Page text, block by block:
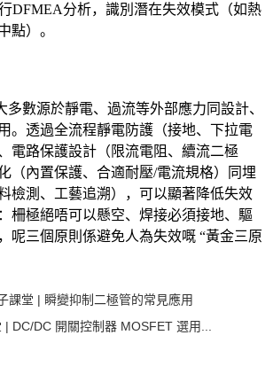
DFMEA分析，識別潛在失效模式（如熱
點）。
多數源於靜電、過流等外部應力同設計、
。透過全流程靜電防護（接地、下拉電
電路保護設計（限流電阻、續流二極
（內置保護、合適耐壓/電流規格）同埋
檢測、工藝追溯），可以顯著降低失效
柵極絕唔可以懸空、焊接必須接地、驅
呢三個原則係避免人為失效嘅 “黃金三原
課堂 | 瞬變抑制二極管的常見應用
| DC/DC 開關控制器 MOSFET 選用...